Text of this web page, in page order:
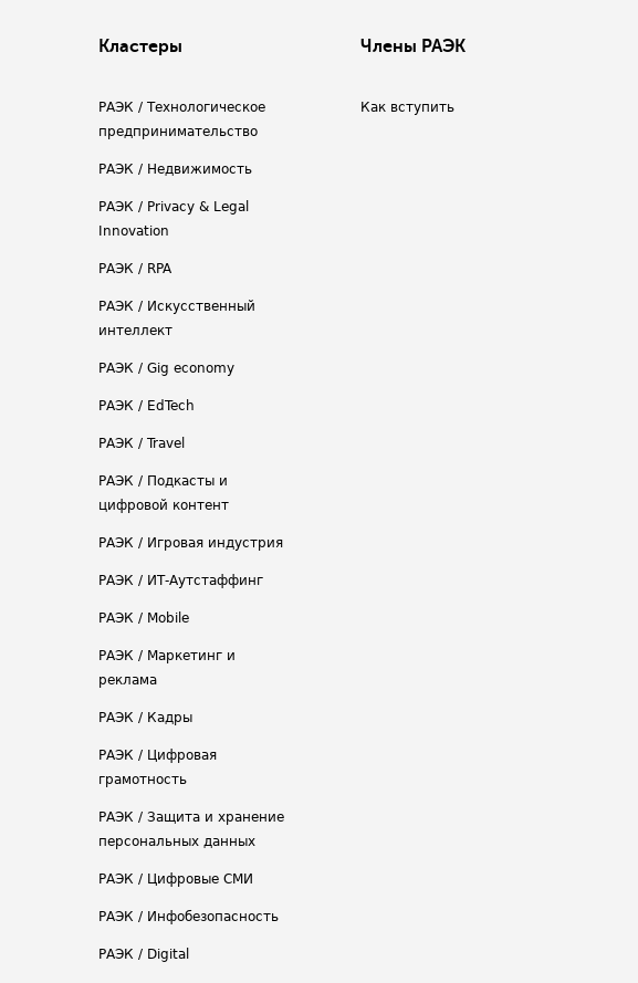
Кластеры
РАЭК / Технологическое
предпринимательство
РАЭК / Недвижимость
РАЭК / Privacy & Legal
Innovation
РАЭК / RPA
РАЭК / Искусственный
интеллект
РАЭК / Gig economy
РАЭК / EdTech
РАЭК / Travel
РАЭК / Подкасты и
цифровой контент
РАЭК / Игровая индустрия
РАЭК / ИТ-Аутстаффинг
РАЭК / Mobile
РАЭК / Маркетинг и
реклама
РАЭК / Кадры
РАЭК / Цифровая
грамотность
РАЭК / Защита и хранение
персональных данных
РАЭК / Цифровые СМИ
РАЭК / Инфобезопасность
РАЭК / Digital
Члены РАЭК
Как вступить